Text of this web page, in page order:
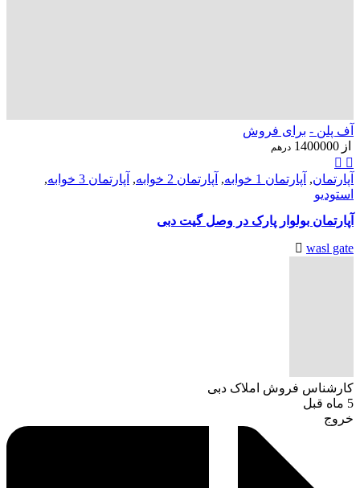
آف پلن - برای فروش
از 1400000 درهم
آپارتمان, آپارتمان 1 خوابه , آپارتمان 2 خوابه , آپارتمان 3 خوابه
,
استودیو
آپارتمان بولوار پارک در وصل گیت دبی
wasl gate
کارشناس فروش املاک دبی
5 ماه قبل
خروج